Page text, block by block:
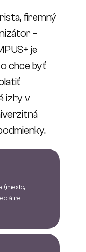
firemný
–
je
chce byť
izby v
(mesto,